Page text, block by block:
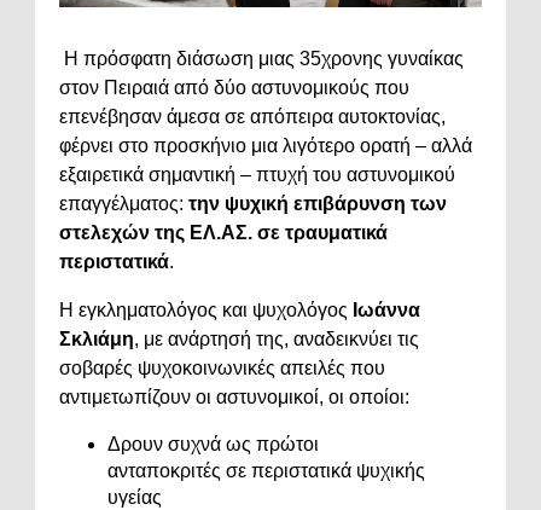
Η πρόσφατη διάσωση μιας 35χρονης γυναίκας
στον Πειραιά από δύο αστυνομικούς που
επενέβησαν άμεσα σε απόπειρα αυτοκτονίας,
φέρνει στο προσκήνιο μια λιγότερο ορατή – αλλά
εξαιρετικά σημαντική – πτυχή του αστυνομικού
επαγγέλματος: την ψυχική επιβάρυνση των
στελεχών της ΕΛ.ΑΣ. σε τραυματικά
περιστατικά.
Η εγκληματολόγος και ψυχολόγος Ιωάννα
Σκλιάμη, με ανάρτησή της, αναδεικνύει τις
σοβαρές ψυχοκοινωνικές απειλές που
αντιμετωπίζουν οι αστυνομικοί, οι οποίοι:
Δρουν συχνά ως πρώτοι
ανταποκριτές σε περιστατικά ψυχικής
υγείας